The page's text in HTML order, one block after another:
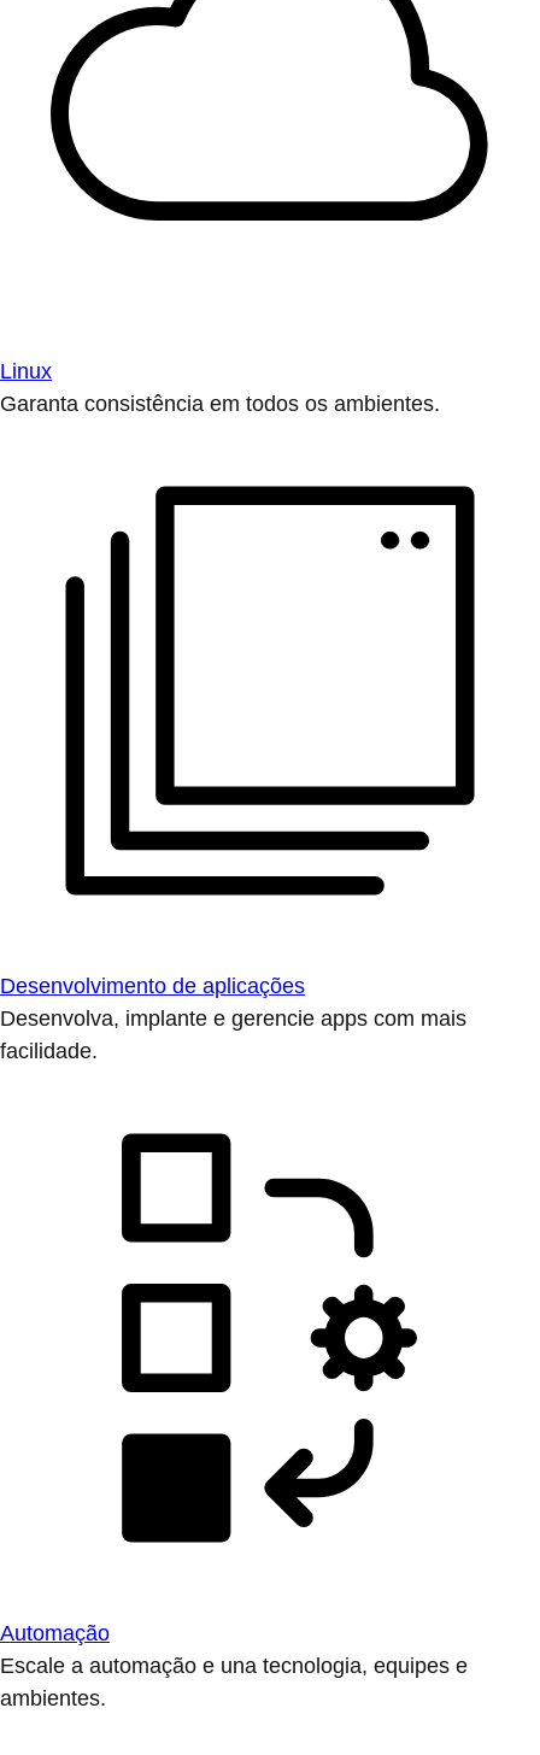
Linux
Garanta consistência em todos os ambientes.
Desenvolvimento de aplicações
Desenvolva, implante e gerencie apps com mais
facilidade.
Automação
Escale a automação e una tecnologia, equipes e
ambientes.